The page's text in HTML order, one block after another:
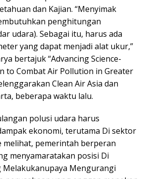
dan Kajian. “Menyimak
penghitungan
udara). Sebagai itu, harus ada
yang dapat menjadi alat ukur,”
bertajuk “Advancing Science-
to Combat Air Pollution in Greater
Clean Air Asia dan
beberapa waktu lalu.
polusi udara harus
ekonomi, terutama Di sektor
melihat, pemerintah berperan
menyamaratakan posisi Di
Melakukanupaya Mengurangi